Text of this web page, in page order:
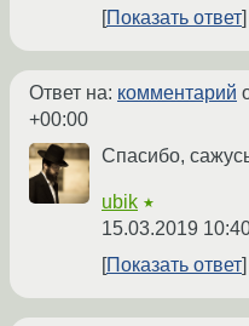
Показать ответ
Ответ на: комментарий
+00:00
Спасибо,
ubik ★
15.03.2019
Показать ответ